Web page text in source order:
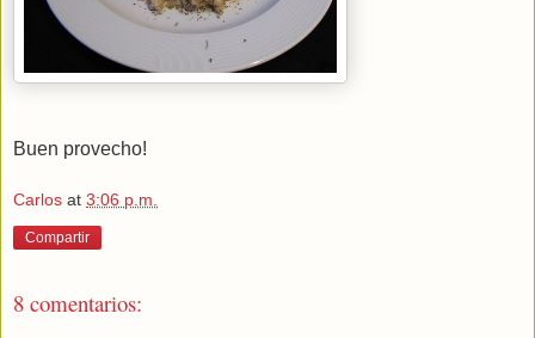
Buen provecho!
Carlos at 3:06 p.m.
Compartir
8 comentarios: